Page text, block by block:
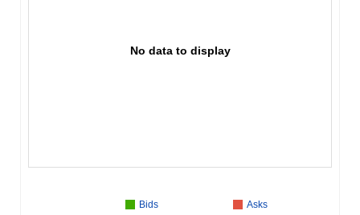
No data to display
Bids
Asks